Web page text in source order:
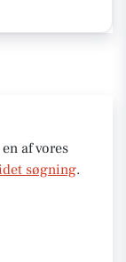
af vores
søgning.